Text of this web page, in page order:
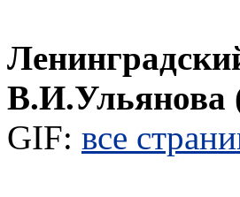
В.И.Ульянова
GIF: все